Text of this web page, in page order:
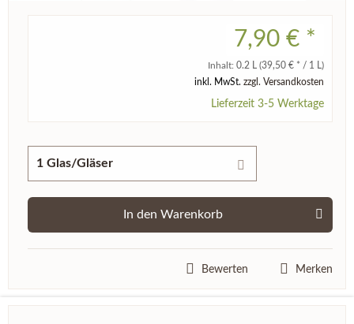
7,90 € *
Inhalt:0.2 L(39,50 € * / 1 L)
inkl. MwSt.zzgl. Versandkosten
Lieferzeit 3-5 Werktage
In den Warenkorb
Merken
Bewerten